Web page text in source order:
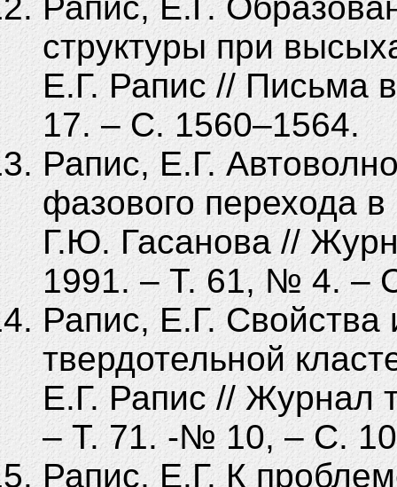
структуры при
Е.Г. Рапис //
17. – С. 1560–1564.
Рапис, Е.Г.
фазового перехода
Г.Ю. Гасанова //
1991. – Т. 61, № 4. –
Рапис, Е.Г.
твердотельной
Е.Г. Рапис // Журнал
– Т. 71. -№ 10, – С.
Рапис, Е.Г. К